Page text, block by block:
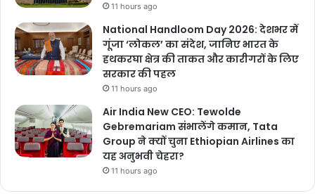
11 hours ago
National Handloom Day 2026: देशभर में
गूंजा ‘लोकल’ का संदेश, जानिए भारत के
हथकरघा क्षेत्र की ताकत और कारीगरों के लिए
सरकार की पहल
11 hours ago
Air India New CEO: Tewolde
Gebremariam संभालेंगे कमान, Tata
Group ने क्यों चुना Ethiopian Airlines का
यह अनुभवी चेहरा?
11 hours ago